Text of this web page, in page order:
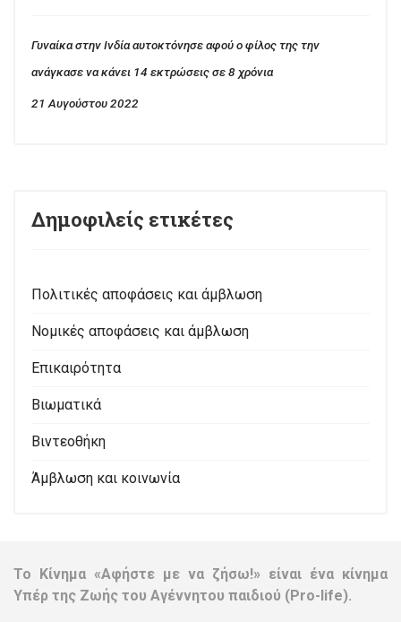
Γυναίκα στην Ινδία αυτοκτόνησε αφού ο φίλος της την
ανάγκασε να κάνει 14 εκτρώσεις σε 8 χρόνια
21 Αυγούστου 2022
Δημοφιλείς ετικέτες
Πολιτικές αποφάσεις και άμβλωση
Νομικές αποφάσεις και άμβλωση
Επικαιρότητα
Βιωματικά
Βιντεοθήκη
Άμβλωση και κοινωνία
Το Κίνημα «Αφήστε με να ζήσω!» είναι ένα κίνημα
Υπέρ της Ζωής του Αγέννητου παιδιού (Pro-life).